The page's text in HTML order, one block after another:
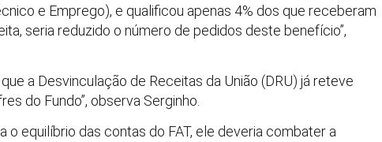
e Emprego), e qualificou apenas 4% dos que receberam
seria reduzido o número de pedidos deste benefício”,
a Desvinculação de Receitas da União (DRU) já reteve
do Fundo”, observa Serginho.
o equilíbrio das contas do FAT, ele deveria combater a